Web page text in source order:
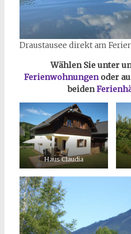
Draustausee direkt am
Wählen Sie unter
Ferienwohnungenoder
beiden
Haus Claudia